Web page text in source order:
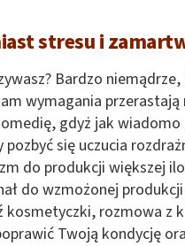
stresu i
Bardzo
wymagania
gdyż jak
się uczucia
do produkcji większej
do wzmożonej
rozmowa z
Twoją kondycję